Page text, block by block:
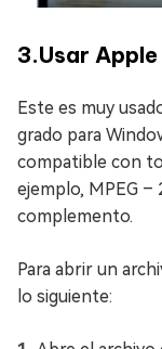
3.Usar
Este es muy
grado para
compatible con
ejemplo, MPEG
complemento.
Para abrir un
lo siguiente: